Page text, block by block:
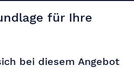
für Ihre
bei diesem Angebot